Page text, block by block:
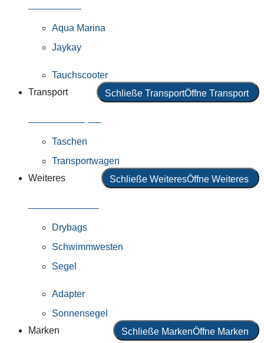
Aqua Marina
Jaykay
Tauchscooter
Transport
Schließe TransportÖffne Transport
Taschen
Transportwagen
Weiteres
Schließe WeiteresÖffne Weiteres
Drybags
Schwimmwesten
Segel
Adapter
Sonnensegel
Marken
Schließe MarkenÖffne Marken